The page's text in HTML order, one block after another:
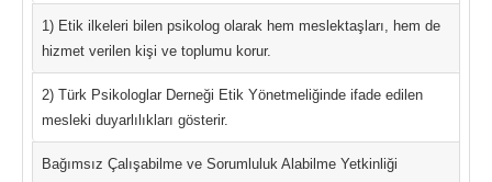
1) Etik ilkeleri bilen psikolog olarak hem meslektaşları, hem de
hizmet verilen kişi ve toplumu korur.
2) Türk Psikologlar Derneği Etik Yönetmeliğinde ifade edilen
mesleki duyarlılıkları gösterir.
Bağımsız Çalışabilme ve Sorumluluk Alabilme Yetkinliği